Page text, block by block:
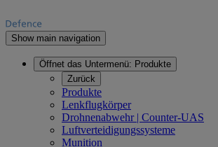
Show main navigation
Öffnet das Untermenü: Produkte
Zurück
Produkte
Lenkflugkörper
Drohnenabwehr | Counter-UAS
Luftverteidigungssysteme
Munition